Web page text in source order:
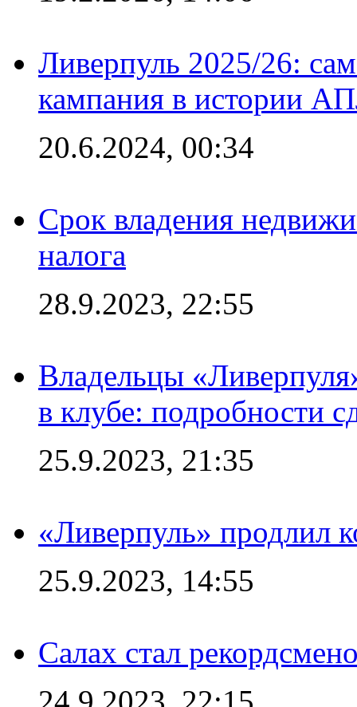
Ливерпуль 2025/26:
кампания в истории
20.6.2024, 00:34
Срок владения
налога
28.9.2023, 22:55
Владельцы
в клубе: подробности
25.9.2023, 21:35
«Ливерпуль» продлил
25.9.2023, 14:55
Салах стал